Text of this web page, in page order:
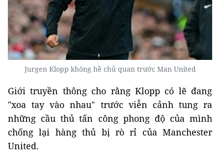
Jurgen Klopp không hề chủ quan trước Man United
Giới truyền thông cho rằng Klopp có lẽ đang
"xoa tay vào nhau" trước viễn cảnh tung ra
những cầu thủ tấn công phong độ của mình
chống lại hàng thủ bị rò rỉ của Manchester
United.